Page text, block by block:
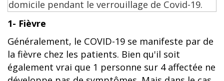
1- Fièvre
Généralement, le COVID-19 se manifeste par de
la fièvre chez les patients. Bien qu'il soit
également vrai que 1 personne sur 4 affectée ne